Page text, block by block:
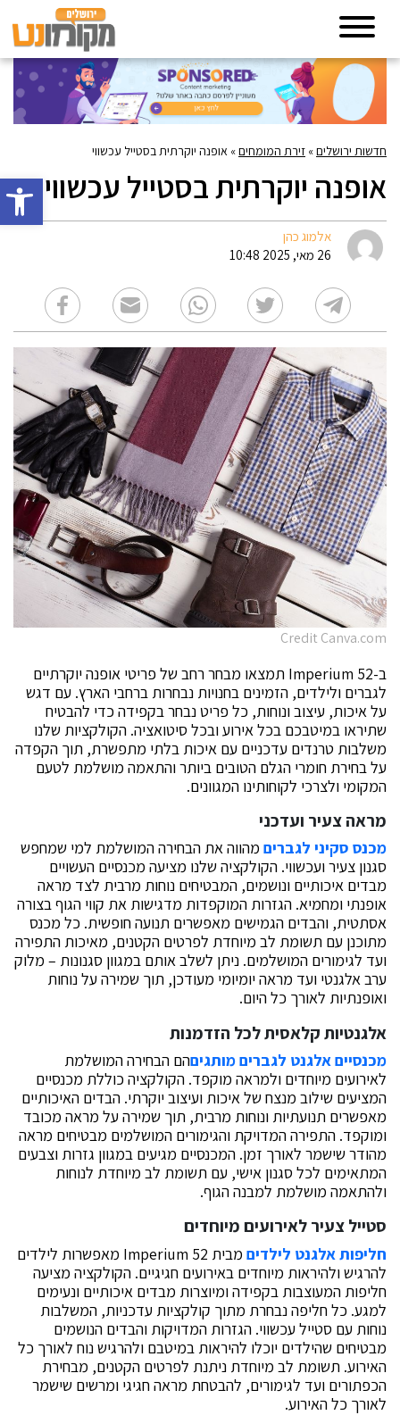
פתח
חדשות ירושלים» זירת המומחים» אופנה יוקרתית בסטייל עכשווי
אופנה יוקרתית בסטייל עכשווי
אלמוג כהן
26 מאי, 2025 10:48
Credit Canva.com
ב-Imperium 52 תמצאו מבחר רחב של פריטי אופנה יוקרתיים
לגברים ולילדים, הזמינים בחנויות נבחרות ברחבי הארץ. עם דגש
על איכות, עיצוב ונוחות, כל פריט נבחר בקפידה כדי להבטיח
שתיראו במיטבכם בכל אירוע ובכל סיטואציה. הקולקציות שלנו
משלבות טרנדים עדכניים עם איכות בלתי מתפשרת, תוך הקפדה
על בחירת חומרי הגלם הטובים ביותר והתאמה מושלמת לטעם
המקומי ולצרכי לקוחותינו המגוונים.
מראה צעיר ועדכני
מכנס סקיני לגבריםמהווה את הבחירה המושלמת למי שמחפש
סגנון צעיר ועכשווי. הקולקציה שלנו מציעה מכנסיים העשויים
מבדים איכותיים ונושמים, המבטיחים נוחות מרבית לצד מראה
אופנתי ומחמיא. הגזרות המוקפדות מדגישות את קווי הגוף בצורה
אסתטית, והבדים הגמישים מאפשרים תנועה חופשית. כל מכנס
מתוכנן עם תשומת לב מיוחדת לפרטים הקטנים, מאיכות התפירה
ועד לגימורים המושלמים. ניתן לשלב אותם במגוון סגנונות – מלוק
ערב אלגנטי ועד מראה יומיומי מעודכן, תוך שמירה על נוחות
ואופנתיות לאורך כל היום.
אלגנטיות קלאסית לכל הזדמנות
מכנסיים אלגנט לגברים מותגיםהם הבחירה המושלמת
לאירועים מיוחדים ולמראה מוקפד. הקולקציה כוללת מכנסיים
המציעים שילוב מנצח של איכות ועיצוב יוקרתי. הבדים האיכותיים
מאפשרים תנועתיות ונוחות מרבית, תוך שמירה על מראה מכובד
ומוקפד. התפירה המדויקת והגימורים המושלמים מבטיחים מראה
מהודר שישמר לאורך זמן. המכנסיים מגיעים במגוון גזרות וצבעים
המתאימים לכל סגנון אישי, עם תשומת לב מיוחדת לנוחות
ולהתאמה מושלמת למבנה הגוף.
סטייל צעיר לאירועים מיוחדים
חליפות אלגנט לילדים
מבית Imperium 52 מאפשרות לילדים
להרגיש ולהיראות מיוחדים באירועים חגיגיים. הקולקציה מציעה
חליפות המעוצבות בקפידה ומיוצרות מבדים איכותיים ונעימים
למגע. כל חליפה נבחרת מתוך קולקציות עדכניות, המשלבות
נוחות עם סטייל עכשווי. הגזרות המדויקות והבדים הנושמים
מבטיחים שהילדים יוכלו להיראות במיטבם ולהרגיש נוח לאורך כל
האירוע. תשומת לב מיוחדת ניתנת לפרטים הקטנים, מבחירת
הכפתורים ועד לגימורים, להבטחת מראה חגיגי ומרשים שישמר
לאורך כל האירוע.